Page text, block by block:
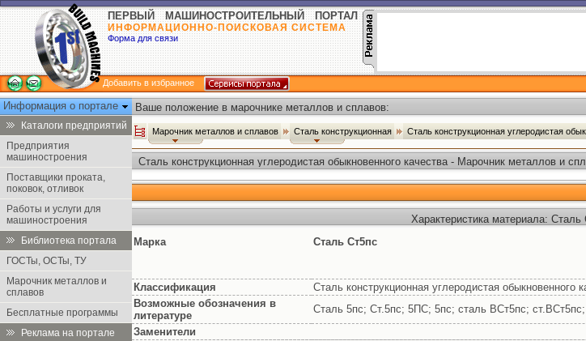
ПЕРВЫЙ МАШИНОСТРОИТЕЛЬНЫЙ ПОРТАЛ
ИНФОРМАЦИОННО-ПОИСКОВАЯ СИСТЕМА
Форма для связи
Добавить в избранное
Информация о портале
Каталоги предприятий
Предприятия
машиностроения
Поставщики проката,
поковок, отливок
Работы и услуги для
машиностроения
Библиотека портала
ГОСТы, ОСТы, ТУ
Марочник металлов и
сплавов
Бесплатные программы
Реклама на портале
Ваше положение в марочнике металлов и сплавов:
Марочник металлов и сплавов Сталь конструкционная Сталь конструкционная углеродистая
Сталь конструкционная углеродистая обыкновенного качества - Марочник металлов и
Характеристика материала: Сталь
Марка
Сталь Ст5пс
Классификация
Сталь конструкционная углеродистая обыкновенного
Возможные обозначения в
литературе
Сталь 5пс; Ст.5пс; 5ПС; 5пс; сталь ВСт5пс;
Заменители